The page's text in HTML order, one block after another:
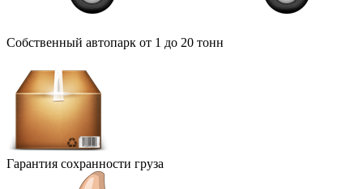
Собственный автопарк от 1 до 20 тонн
Гарантия сохранности груза